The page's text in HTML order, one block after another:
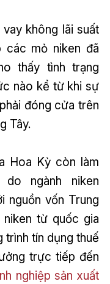
không lãi suất
mỏ niken đã
thấy tình trạng
nào kể từ khi sự
đóng cửa trên
Tây.
Hoa Kỳ còn làm
ngành niken
nguồn vốn Trung
từ quốc gia
trình tín dụng thuế
trực tiếp đến
nghiệp sản xuất